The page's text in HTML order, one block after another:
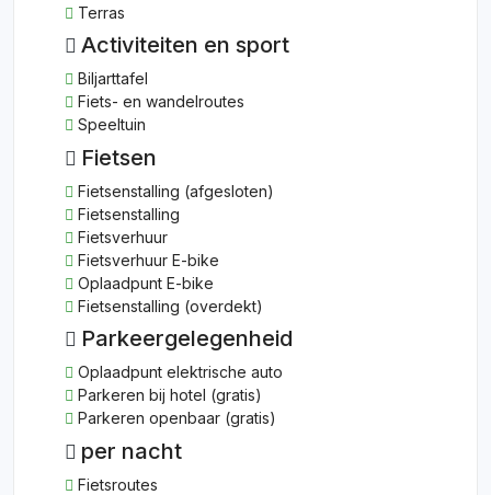
Terras
Activiteiten en sport
Biljarttafel
Fiets- en wandelroutes
Speeltuin
Fietsen
Fietsenstalling (afgesloten)
Fietsenstalling
Fietsverhuur
Fietsverhuur E-bike
Oplaadpunt E-bike
Fietsenstalling (overdekt)
Parkeergelegenheid
Oplaadpunt elektrische auto
Parkeren bij hotel (gratis)
Parkeren openbaar (gratis)
per nacht
Fietsroutes